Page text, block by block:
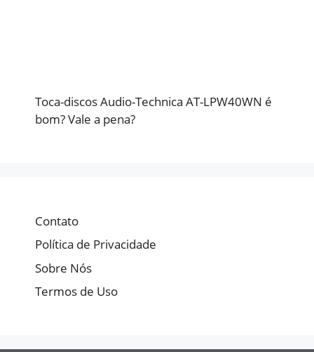
Toca-discos Audio-Technica AT-LPW40WN é
bom? Vale a pena?
Contato
Política de Privacidade
Sobre Nós
Termos de Uso